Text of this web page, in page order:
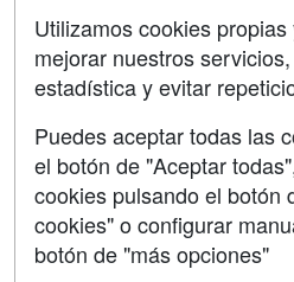
Contactar
Confidencialidad
Aviso legal
Copyleft
Utilizamos cookies
mejorar nuestros
estadística y evitar
Puedes aceptar todas las
el botón de "Aceptar
cookies pulsando el botón
cookies" o configurar
botón de "más opciones"